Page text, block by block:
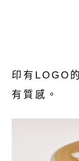
印有LOGO
有質感。